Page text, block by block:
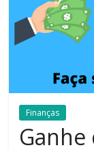
Estar
Finanças